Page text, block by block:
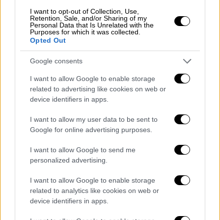
I want to opt-out of Collection, Use,
Retention, Sale, and/or Sharing of my
Personal Data that Is Unrelated with the
Purposes for which it was collected.
Opted Out
Google consents
I want to allow Google to enable storage
related to advertising like cookies on web or
device identifiers in apps.
I want to allow my user data to be sent to
Google for online advertising purposes.
I want to allow Google to send me
personalized advertising.
I want to allow Google to enable storage
related to analytics like cookies on web or
device identifiers in apps.
σπιτιού. Πρόκειται για μία τάση που
συμπίπτει σε μία χρονική συγκυρία, κατά την
οποία η αγορά ανέμενε μεγαλύτερη κίνηση
λόγω και της εκπτωτικής περιόδου.Το 41%
αποφεύγει να κάνει αγορές, προκειμένου να
χρήματα σε περίπτωση έκτακτης
ανάγκης.Η τάση αυτή, η οποία καταγράφηκε
και την περίοδο της κρίσης της
εντονότερα.
Σημειώνεται ότι, σύμφωνα με την έρευνα
του ΙΕΛΚΑ,μόλις το 16% του κοινού έχει
Κίνητρο η εξοικονόμηση χρημάτων